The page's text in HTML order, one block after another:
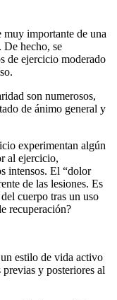
muy importante de una
De hecho, se
de ejercicio moderado
son numerosos,
de ánimo general y
experimentan algún
al ejercicio,
intensos. El “dolor
de las lesiones. Es
cuerpo tras un uso
recuperación?
estilo de vida activo
y posteriores al